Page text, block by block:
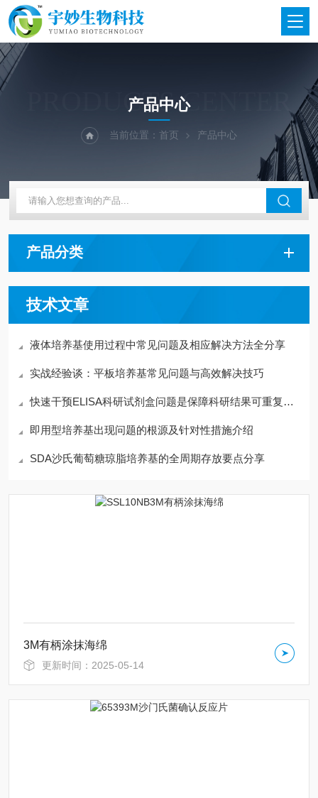
PRODUCTS CENTER
产品中心
当前位置： 首页 产品中心
产品分类
技术文章
液体培养基使用过程中常见问题及相应解决方法全分享
实战经验谈：平板培养基常见问题与高效解决技巧
快速干预ELISA科研试剂盒问题是保障科研结果可重复的关键
即用型培养基出现问题的根源及针对性措施介绍
SDA沙氏葡萄糖琼脂培养基的全周期存放要点分享
3M有柄涂抹海绵
更新时间：2025-05-14